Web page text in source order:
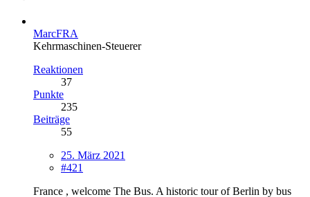
MarcFRA
Kehrmaschinen-Steuerer
Reaktionen
37
Punkte
235
Beiträge
55
25. März 2021
#421
France , welcome The Bus. A historic tour of Berlin by bus